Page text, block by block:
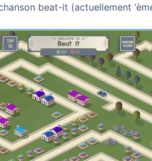
beat-it (actuellement